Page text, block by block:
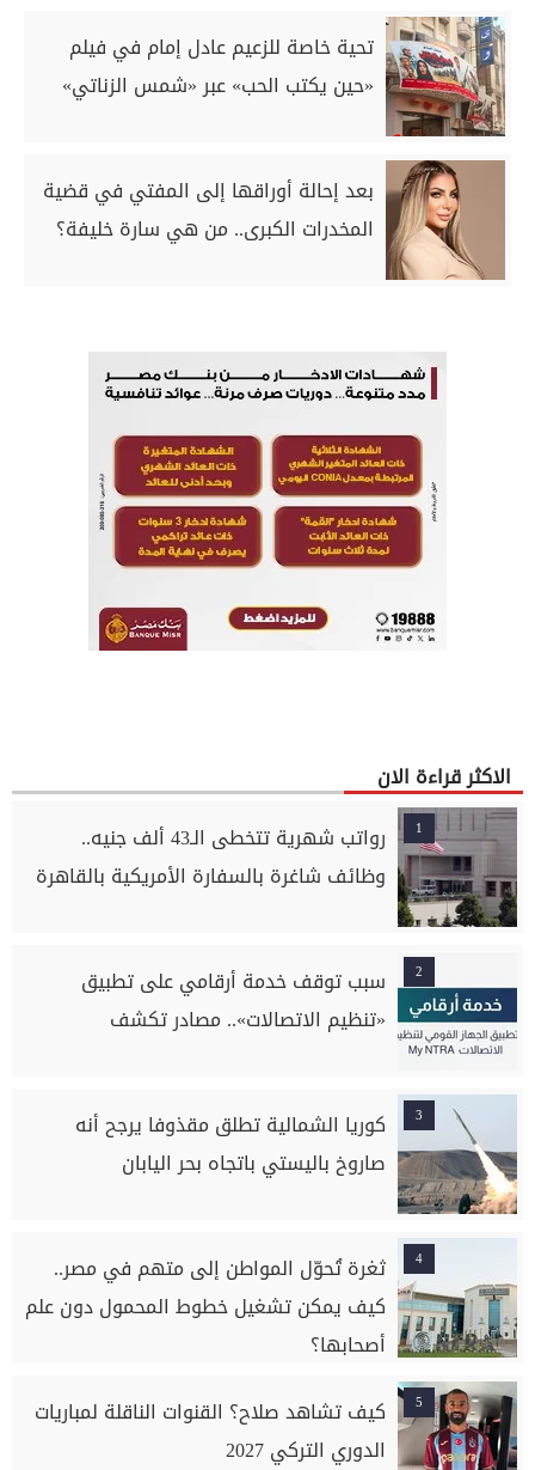
تحية خاصة للزعيم عادل إمام في فيلم
«حين يكتب الحب» عبر «شمس الزناتي»
بعد إحالة أوراقها إلى المفتي في قضية
المخدرات الكبرى.. من هي سارة خليفة؟
الاكثر قراءة الان
1
رواتب شهرية تتخطى الـ43 ألف جنيه..
وظائف شاغرة بالسفارة الأمريكية بالقاهرة
2
سبب توقف خدمة أرقامي على تطبيق
«تنظيم الاتصالات».. مصادر تكشف
3
كوريا الشمالية تطلق مقذوفا يرجح أنه
صاروخ باليستي باتجاه بحر اليابان
4
ثغرة تُحوّل المواطن إلى متهم في مصر..
كيف يمكن تشغيل خطوط المحمول دون علم
أصحابها؟
5
كيف تشاهد صلاح؟ القنوات الناقلة لمباريات
الدوري التركي 2027